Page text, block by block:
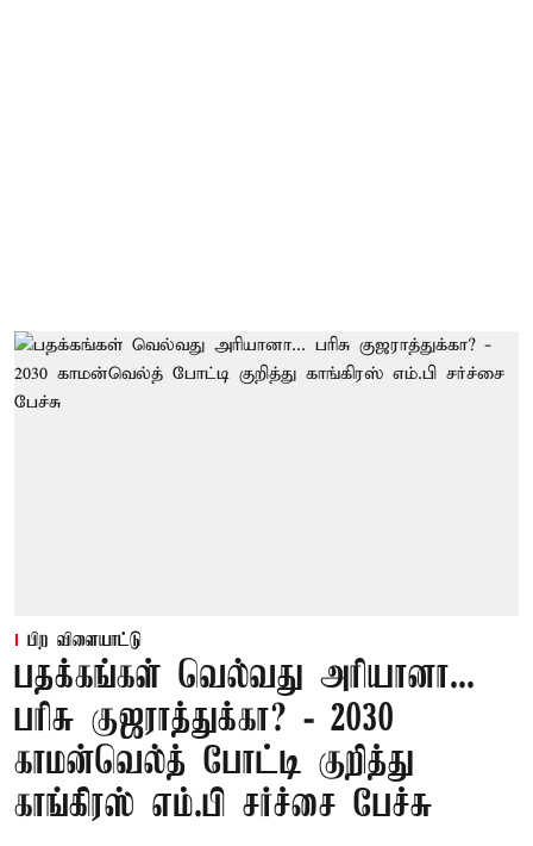
பிற விளையாட்டு
பதக்கங்கள் வெல்வது அரியானா...
பரிசு குஜராத்துக்கா? - 2030
காமன்வெல்த் போட்டி குறித்து
காங்கிரஸ் எம்.பி சர்ச்சை பேச்சு